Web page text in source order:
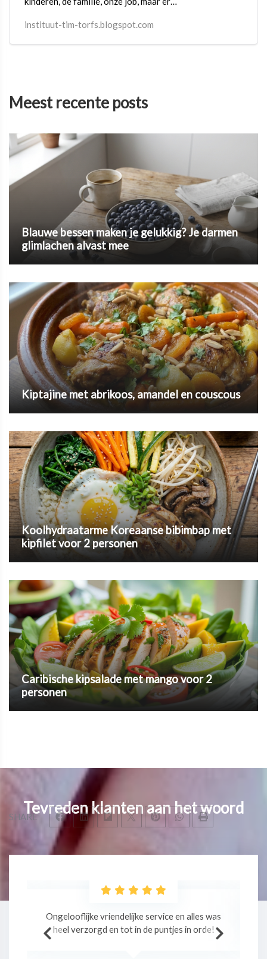
SHARE
instituut-tim-torfs.blogspot.com
Meest recente posts
Blauwe bessen maken je gelukkig? Je darmen
glimlachen alvast mee
Kiptajine met abrikoos, amandel en couscous
Koolhydraatarme Koreaanse bibimbap met
kipfilet voor 2 personen
Caribische kipsalade met mango voor 2
personen
Tevreden klanten aan het woord
Professionele massage in een relaxte sfeer!